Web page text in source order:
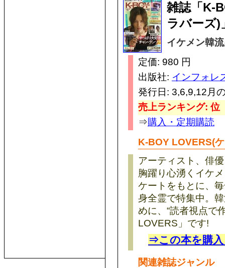
雑誌「K-
ラバーズ)
イケメン韓
定価: 980 円
出版社: インフォレ
発行日: 3,6,9,12月
売上ランキング: 位
⇒購入・定期購読
K-BOY LOVERS(
アーティスト、俳
胸躍り心湧くイケ
ケートをもとに、
身全霊で特集中。
めに、“読者視点で
LOVERS」です!
⇒この本を購
関連雑誌ジャンル